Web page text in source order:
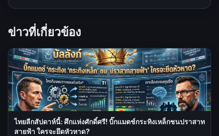
ข่าวที่เกี่ยวข้อง
ไทยลีกสัปดาห์นี้: ศึกแห่งศักดิ์ศรี! บิ๊กแมตช์กระทิงเหล็กชนปราสาท
สายฟ้า ใครจะยึดหัวหาด?